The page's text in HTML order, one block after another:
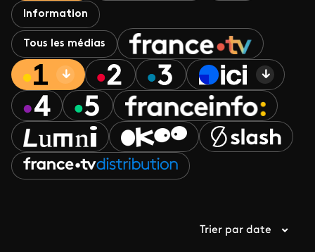
Information
Tous les médias
Trier par date